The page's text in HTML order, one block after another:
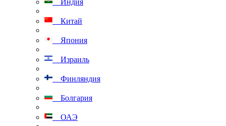
Индия
Китай
Япония
Израиль
Финляндия
Болгария
ОАЭ